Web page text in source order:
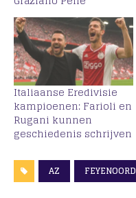
Italiaanse Eredivisie
kampioenen: Farioli en
Rugani kunnen
geschiedenis schrijven
AZ FEYENOORD